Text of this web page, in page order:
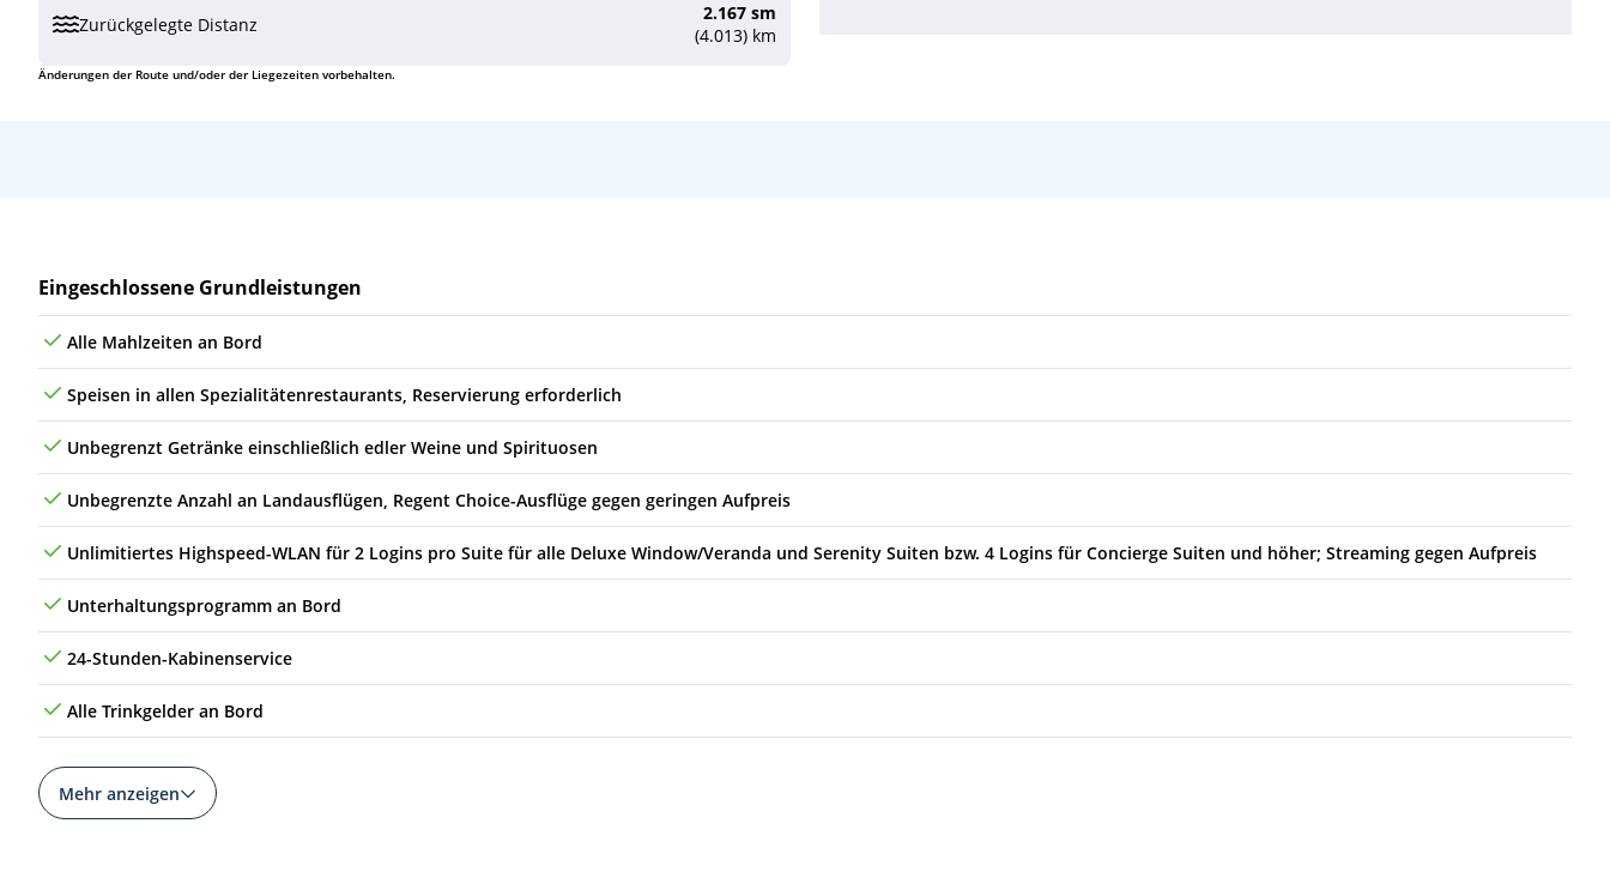
Zurückgelegte Distanz
2.167 sm
(4.013) km
Änderungen der Route und/oder der Liegezeiten vorbehalten.
Leistungen
Eingeschlossene Grundleistungen
Alle Mahlzeiten an Bord
Speisen in allen Spezialitätenrestaurants, Reservierung erforderlich
Unbegrenzt Getränke einschließlich edler Weine und Spirituosen
Unbegrenzte Anzahl an Landausflügen, Regent Choice-Ausflüge gegen geringen Aufpreis
Unlimitiertes Highspeed-WLAN für 2 Logins pro Suite für alle Deluxe Window/Veranda und Serenity Suiten bzw. 4 Logins für Concierge Suiten und höher; Streaming gegen Aufpreis
Unterhaltungsprogramm an Bord
24-Stunden-Kabinenservice
Alle Trinkgelder an Bord
Mehr anzeigen